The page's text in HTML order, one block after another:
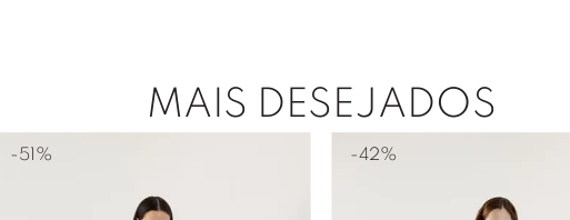
MAIS DESEJADOS
-51% -42%